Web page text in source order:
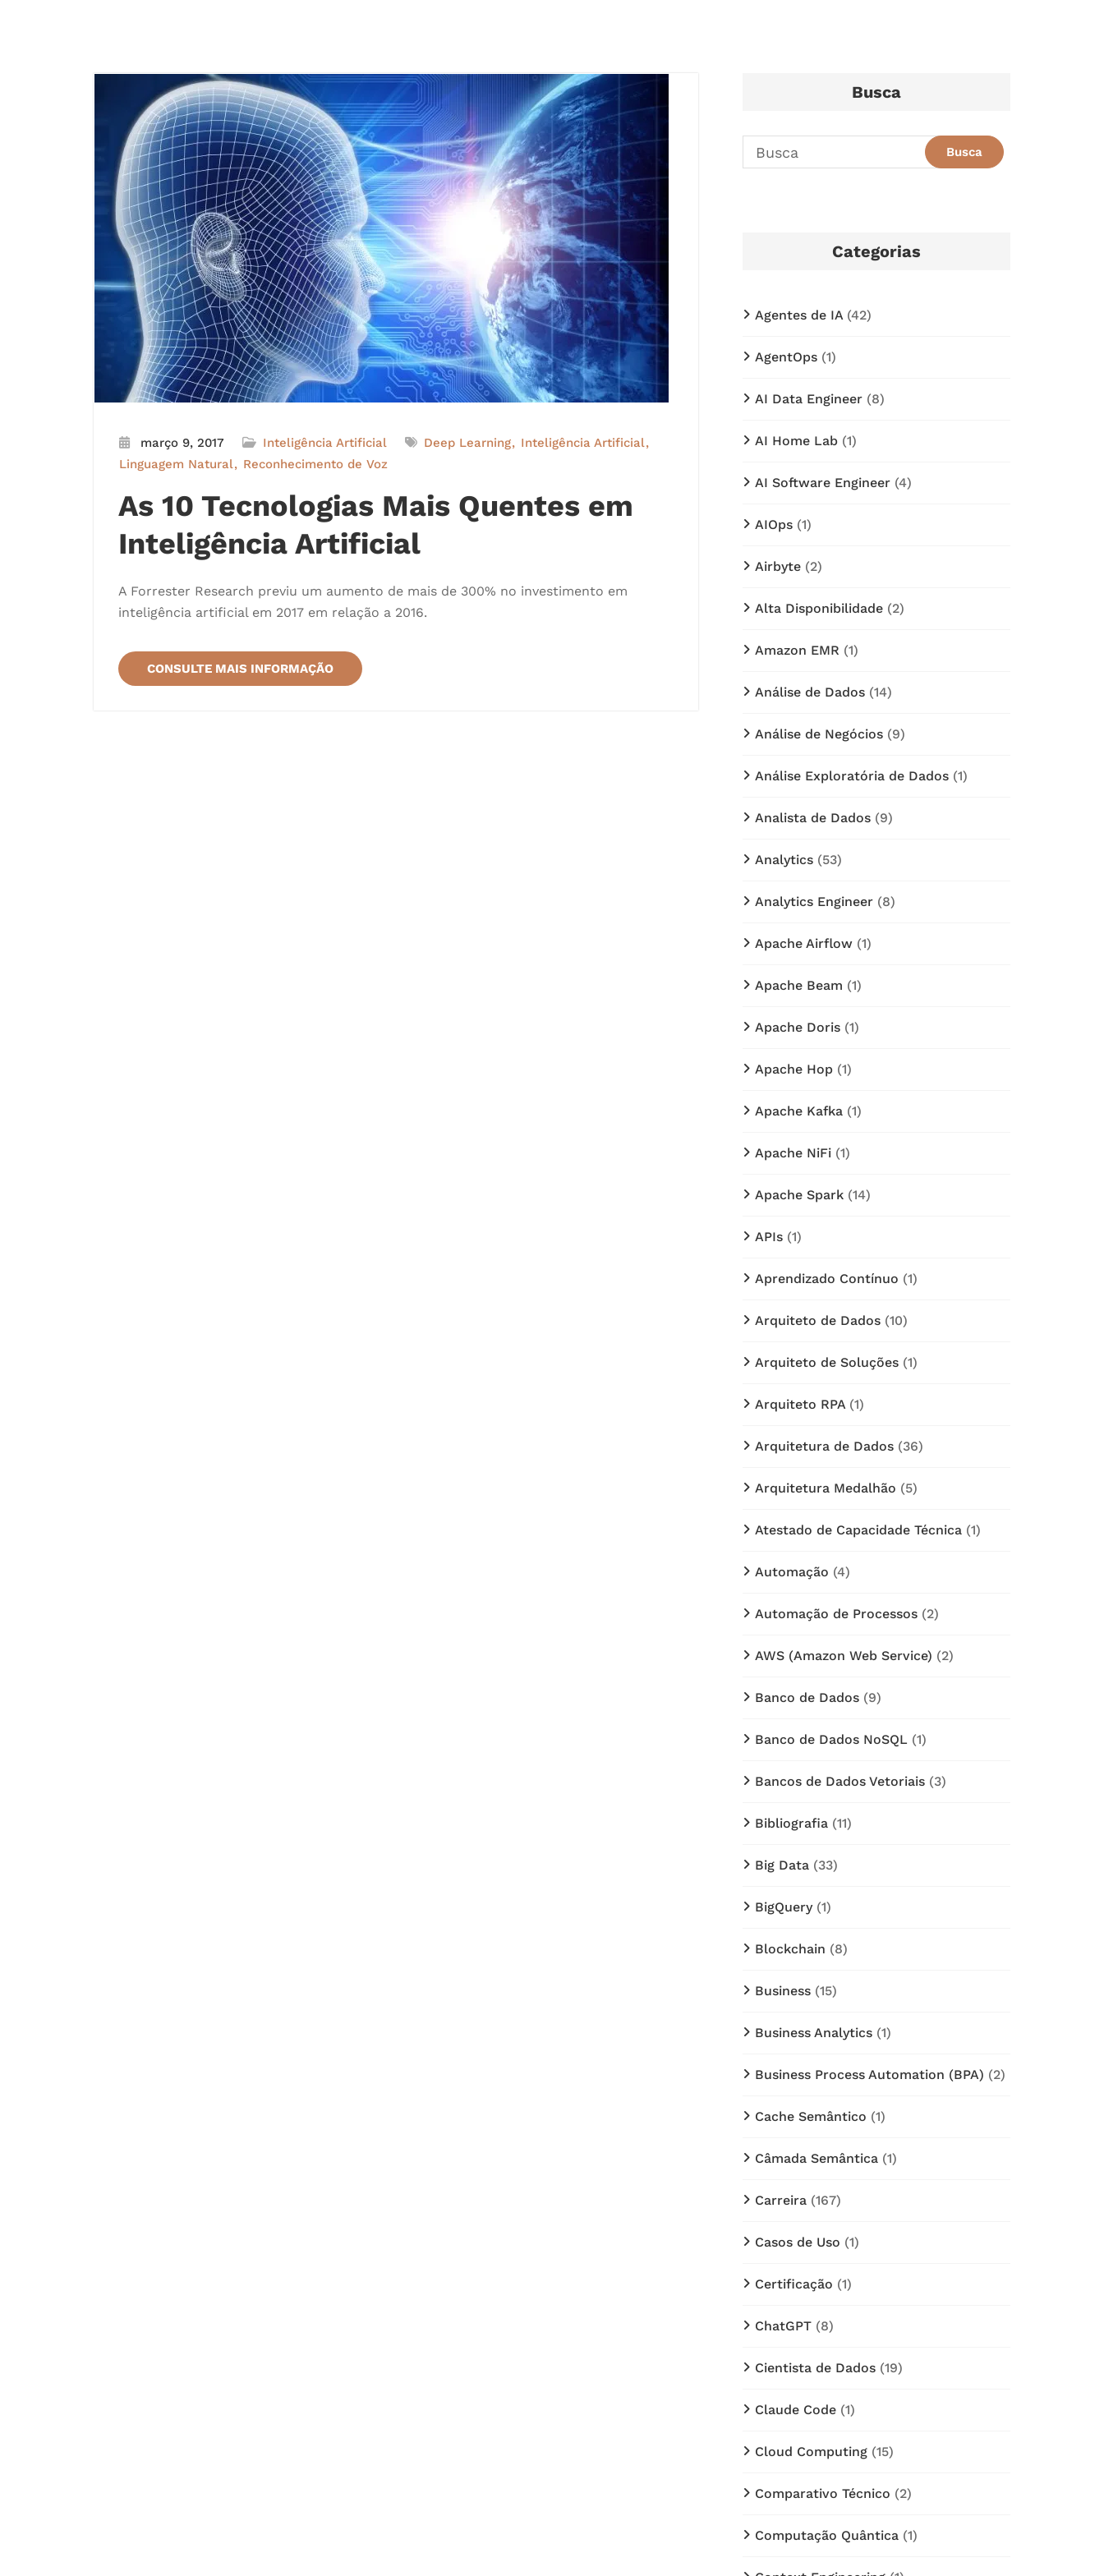
março 9, 2017 Inteligência Artificial Deep Learning
Inteligência Artificial
Linguagem Natural
Reconhecimento de Voz
As 10 Tecnologias Mais Quentes em
Inteligência Artificial
A Forrester Research previu um aumento de mais de 300% no investimento em
inteligência artificial em 2017 em relação a 2016.
CONSULTE MAIS INFORMAÇÃO
Busca
Categorias
Agentes de IA(42)
AgentOps (1)
AI Data Engineer (8)
AI Home Lab (1)
AI Software Engineer (4)
AIOps (1)
Airbyte (2)
Alta Disponibilidade (2)
Amazon EMR (1)
Análise de Dados (14)
Análise de Negócios (9)
Análise Exploratória de Dados (1)
Analista de Dados (9)
Analytics (53)
Analytics Engineer (8)
Apache Airflow (1)
Apache Beam (1)
Apache Doris (1)
Apache Hop (1)
Apache Kafka (1)
Apache NiFi (1)
Apache Spark (14)
APIs (1)
Aprendizado Contínuo (1)
Arquiteto de Dados (10)
Arquiteto de Soluções (1)
Arquiteto RPA(1)
Arquitetura de Dados (36)
Arquitetura Medalhão (5)
Atestado de Capacidade Técnica (1)
Automação (4)
Automação de Processos (2)
AWS (Amazon Web Service) (2)
Banco de Dados (9)
Banco de Dados NoSQL (1)
Bancos de Dados Vetoriais (3)
Bibliografia (11)
Big Data (33)
BigQuery(1)
Blockchain (8)
Business (15)
Business Analytics (1)
Business Process Automation (BPA) (2)
Cache Semântico (1)
Câmada Semântica (1)
Carreira (167)
Casos de Uso (1)
Certificação (1)
ChatGPT (8)
Cientista de Dados (19)
Claude Code (1)
Cloud Computing (15)
Comparativo Técnico (2)
Computação Quântica (1)